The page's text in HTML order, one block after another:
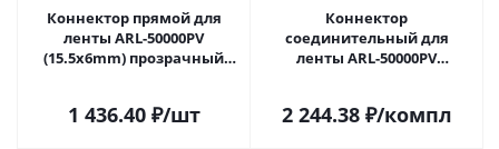
Коннектор прямой для
ленты ARL-50000PV
(15.5x6mm) прозрачный
1 436.40₽/шт
Коннектор
соединительный для
ленты ARL-50000PV
2 244.38₽/компл